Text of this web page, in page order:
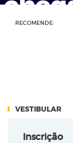
RECOMENDE:
VESTIBULAR
Inscrição